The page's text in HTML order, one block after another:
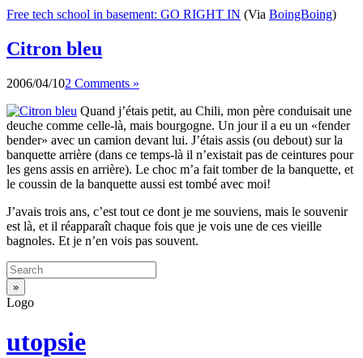
Free tech school in basement: GO RIGHT IN (Via BoingBoing)
Citron bleu
2006/04/102 Comments »
Quand j’étais petit, au Chili, mon père conduisait une
deuche comme celle-là, mais bourgogne. Un jour il a eu un «fender
bender» avec un camion devant lui. J’étais assis (ou debout) sur la
banquette arrière (dans ce temps-là il n’existait pas de ceintures pour
les gens assis en arrière). Le choc m’a fait tomber de la banquette, et
le coussin de la banquette aussi est tombé avec moi!
J’avais trois ans, c’est tout ce dont je me souviens, mais le souvenir
est là, et il réapparaît chaque fois que je vois une de ces vieille
bagnoles. Et je n’en vois pas souvent.
Logo
utopsie